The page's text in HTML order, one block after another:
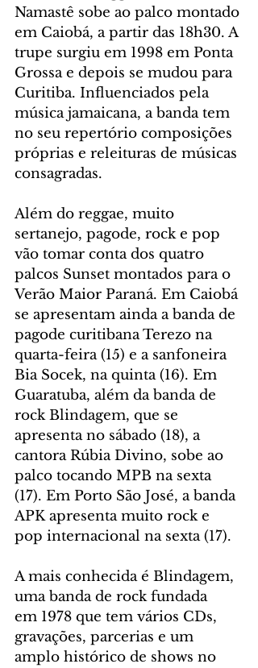
Namastê sobe ao palco montado
em Caiobá, a partir das 18h30. A
trupe surgiu em 1998 em Ponta
Grossa e depois se mudou para
Curitiba. Influenciados pela
música jamaicana, a banda tem
no seu repertório composições
próprias e releituras de músicas
consagradas.
Além do reggae, muito
sertanejo, pagode, rock e pop
vão tomar conta dos quatro
palcos Sunset montados para o
Verão Maior Paraná. Em Caiobá
se apresentam ainda a banda de
pagode curitibana Terezo na
quarta-feira (15) e a sanfoneira
Bia Socek, na quinta (16). Em
Guaratuba, além da banda de
rock Blindagem, que se
apresenta no sábado (18), a
cantora Rúbia Divino, sobe ao
palco tocando MPB na sexta
(17). Em Porto São José, a banda
APK apresenta muito rock e
pop internacional na sexta (17).
A mais conhecida é Blindagem,
uma banda de rock fundada
em 1978 que tem vários CDs,
gravações, parcerias e um
amplo histórico de shows no